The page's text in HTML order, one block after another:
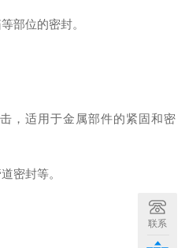
部位的密封。
，适用于金属部件的紧固和密
密封等。
联系